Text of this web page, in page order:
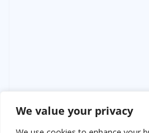
We value your privacy